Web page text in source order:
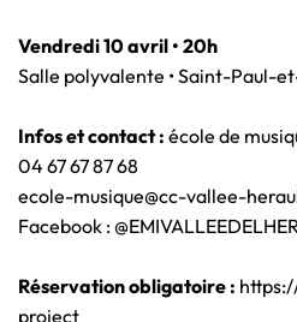
Vendredi 10 avril • 20h
Salle polyvalente • Saint-Paul-
Infos et contact : école de
04 67 67 87 68
ecole-musique@cc-vallee-
Facebook :
Réservation obligatoire :
project